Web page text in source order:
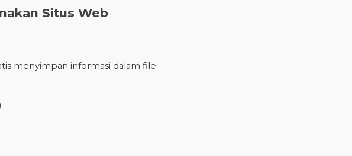
Situs Web
menyimpan informasi dalam file